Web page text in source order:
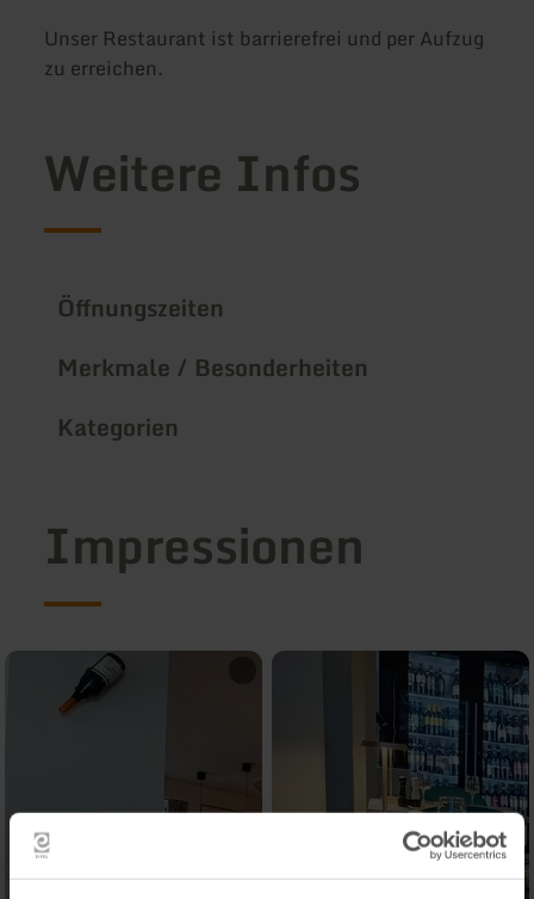
Unser Restaurant ist barrierefrei und per Aufzug
zu erreichen.
Weitere Infos
Öffnungszeiten
Merkmale / Besonderheiten
Kategorien
Impressionen